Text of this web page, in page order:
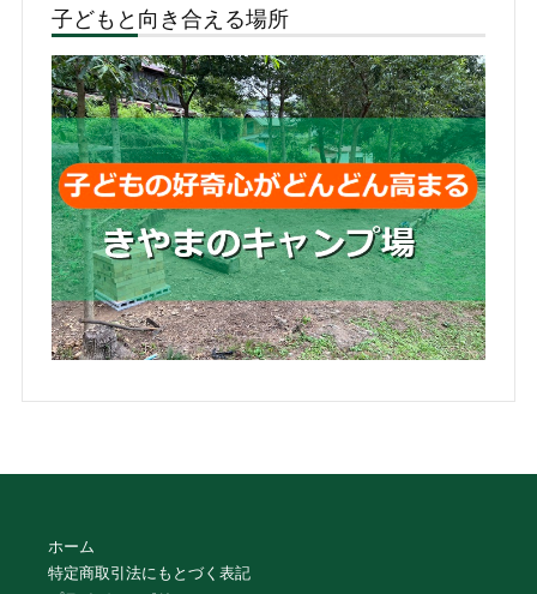
子どもと向き合える場所
ホーム
特定商取引法にもとづく表記